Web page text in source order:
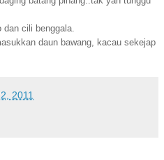
cili benggala.
daun bawang, kacau sekejap
2011